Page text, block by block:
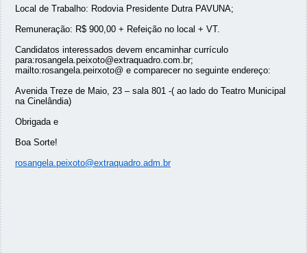
Local de Trabalho: Rodovia Presidente Dutra PAVUNA;
Remuneração: R$ 900,00 + Refeição no local + VT.
Candidatos interessados devem encaminhar currículo
para:rosangela.peixoto@extraquadro.com.br;
mailto:rosangela.peirxoto@ e comparecer no seguinte endereço:
Avenida Treze de Maio, 23 – sala 801 -( ao lado do Teatro Municipal
na Cinelândia)
Obrigada e
Boa Sorte!
rosangela.peixoto@extraquadro.adm.br